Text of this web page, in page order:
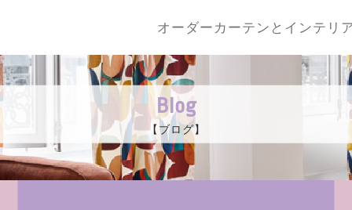
オーダーカーテンとインテリ
Blog
【ブログ】